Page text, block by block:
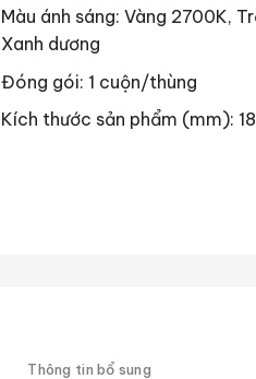
Màu ánh sáng: Vàng 2700K,
Xanh dương
Đóng gói: 1 cuộn/thùng
Kích thước sản phẩm (mm):
Thông tin bổ sung